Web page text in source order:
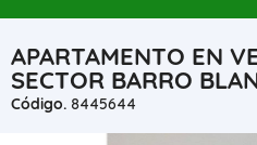
APARTAMENTO EN
SECTOR BARRO
Código. 8445644